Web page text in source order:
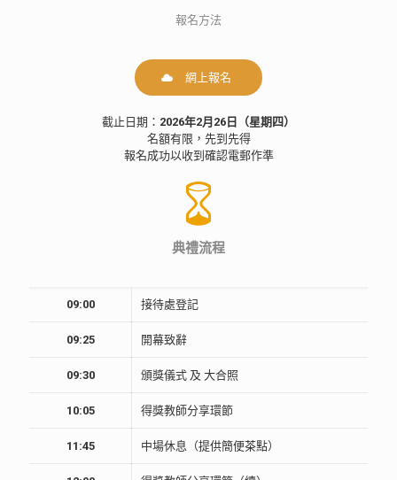
報名方法
網上報名
截止日期： 2026年2月26日（星期四）
名額有限，先到先得
報名成功以收到確認電郵作準
典禮流程
09:00 接待處登記
09:25 開幕致辭
09:30 頒獎儀式 及 大合照
10:05 得獎教師分享環節
11:45 中場休息（提供簡便茶點）